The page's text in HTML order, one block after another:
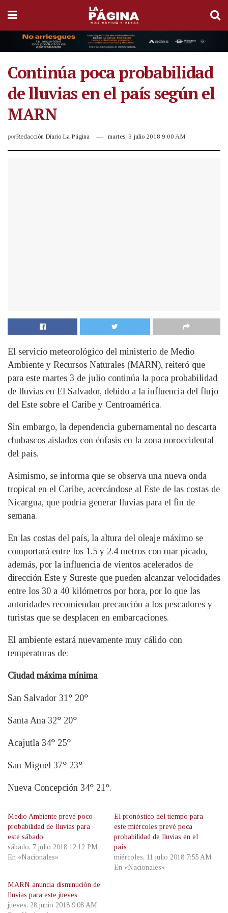
Continúa poca probabilidad
de lluvias en el país según el
MARN
porRedacción Diario La Página martes, 3 julio 2018 9:00 AM
El servicio meteorológico del ministerio de Medio
Ambiente y Recursos Naturales (MARN), reiteró que
para este martes 3 de julio continúa la poca probabilidad
de lluvias en El Salvador, debido a la influencia del flujo
del Este sobre el Caribe y Centroamérica.
Sin embargo, la dependencia gubernamental no descarta
chubascos aislados con énfasis en la zona noroccidental
del país.
Asimismo, se informa que se observa una nueva onda
tropical en el Caribe, acercándose al Este de las costas de
Nicargua, que podría generar lluvias para el fin de
semana.
En las costas del país, la altura del oleaje máximo se
comportará entre los 1.5 y 2.4 metros con mar picado,
además, por la influencia de vientos acelerados de
dirección Este y Sureste que pueden alcanzar velocidades
entre los 30 a 40 kilómetros por hora, por lo que las
autoridades recomiendan precaución a los pescadores y
turistas que se desplacen en embarcaciones.
El ambiente estará nuevamente muy cálido con
temperaturas de:
Ciudad máxima mínima
San Salvador 31° 20°
Santa Ana 32° 20°
Acajutla 34° 25°
San Miguel 37° 23°
Nueva Concepción 34° 21°.
Medio Ambiente prevé poco
probabilidad de lluvias para
este sábado
sábado, 7 julio 2018 12:12 PM
En «Nacionales»
El pronóstico del tiempo para
este miércoles prevé poca
probabilidad de lluvias en el
país
miércoles, 11 julio 2018 7:55 AM
En «Nacionales»
MARN anuncia disminución de
lluvias para este jueves
jueves, 28 junio 2018 9:08 AM